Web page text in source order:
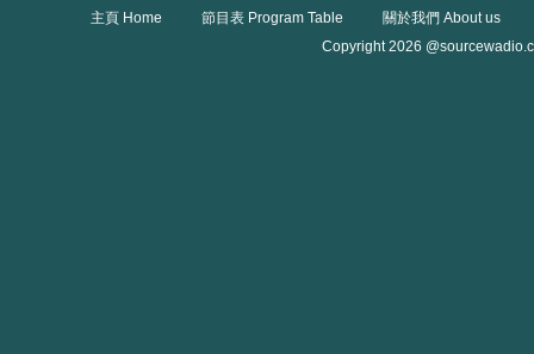
主頁 Home 節目表 Program Table
關於我們 About us
Copyright 2026